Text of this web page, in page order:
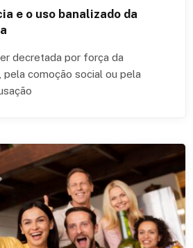
e o uso banalizado da
decretada por força da
pela comoção social ou pela